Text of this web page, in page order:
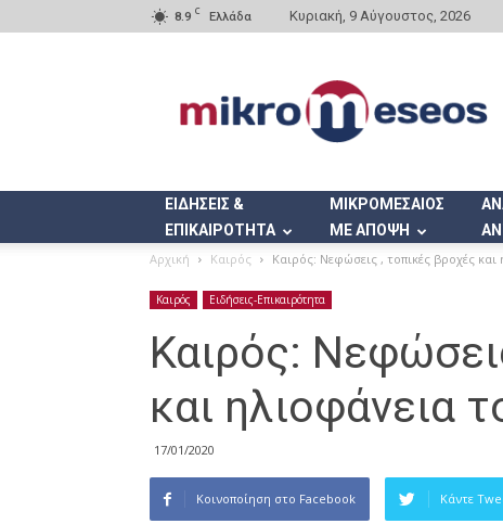
8.9 C Ελλάδα Κυριακή, 9 Αύγουστος, 2026
ΕΙΔΗΣΕΙΣ &
ΕΠΙΚΑΙΡΟΤΗΤΑ
ΜΙΚΡΟΜΕΣΑΙΟΣ
ΜΕ ΑΠΟΨΗ
Αρχική Καιρός Καιρός: Νεφώσεις , τοπικές βροχές
Καιρός Ειδήσεις-Επικαιρότητα
Καιρός:
και ηλιοφάνεια
17/01/2020
Κοινοποίηση στο Facebook Κάντε